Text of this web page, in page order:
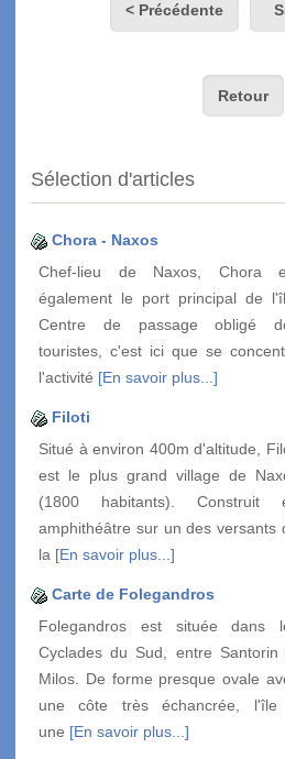
< Précédente
Retour
Sélection d'articles
Chora - Naxos
Chef-lieu de Naxos, Chora
également le port principal de
Centre de passage obligé
touristes, c'est ici que se
l'activité [En savoir plus...]
Filoti
Situé à environ 400m d'altitude,
est le plus grand village de
(1800 habitants). Construit
amphithéâtre sur un des versants
la [En savoir plus...]
Carte de Folegandros
Folegandros est située dans
Cyclades du Sud, entre Santorin
Milos. De forme presque ovale
une côte très échancrée,
une [En savoir plus...]